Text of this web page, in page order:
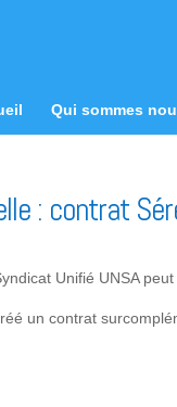
Qui sommes
: contrat
Unifié UNSA
un contrat